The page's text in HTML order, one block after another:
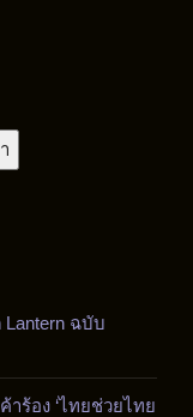
Lantern ฉบับ
ร้อง ‘ไทยช่วยไทย